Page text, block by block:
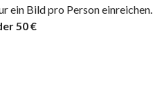
ein Bild pro Person einreichen.
50 €